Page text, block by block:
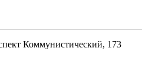
Коммунистический, 173